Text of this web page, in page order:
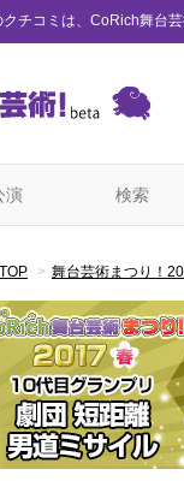
チコミは、CoRich舞台芸
演 検索
舞台芸術まつり！